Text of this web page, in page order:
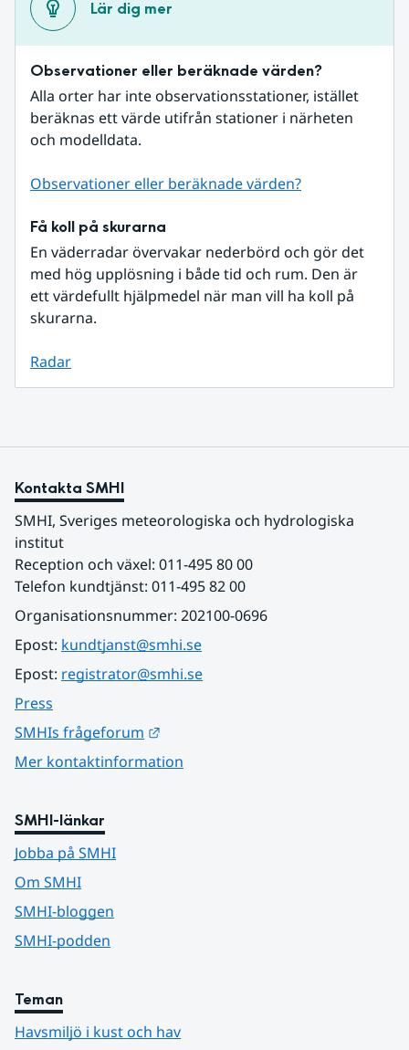
Lär dig mer
Observationer eller beräknade värden?
Alla orter har inte observationsstationer, istället
beräknas ett värde utifrån stationer i närheten
och modelldata.
Observationer eller beräknade värden?
Få koll på skurarna
En väderradar övervakar nederbörd och gör det
med hög upplösning i både tid och rum. Den är
ett värdefullt hjälpmedel när man vill ha koll på
skurarna.
Radar
Kontakta SMHI
SMHI, Sveriges meteorologiska och hydrologiska
institut
Reception och växel: 011-495 80 00
Telefon kundtjänst: 011-495 82 00
Organisationsnummer: 202100-0696
Epost: kundtjanst@smhi.se
Epost: registrator@smhi.se
Press
SMHIs frågeforum
Mer kontaktinformation
SMHI-länkar
Jobba på SMHI
Om SMHI
SMHI-bloggen
SMHI-podden
Teman
Havsmiljö i kust och hav